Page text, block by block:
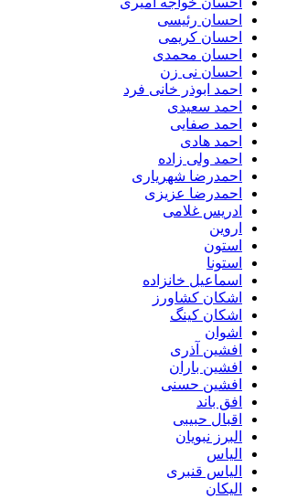
احسان رئیسی
احسان کریمی
احسان محمدی
احسان نی زن
احمد ابوذر خانی فرد
احمد سعیدی
احمد صفایی
احمد هادی
احمد ولی زاده
احمدرضا شهریاری
احمدرضا عزیزی
ادریس غلامی
اروین
استون
استونا
اسماعیل خانزاده
اشکان کشاورز
اشکان کینگ
اشوان
افشین آذری
افشین باران
افشین حسنی
افق باند
اقبال حبیبی
البرز نبویان
الیاس
الیاس قنبرى
الیکان